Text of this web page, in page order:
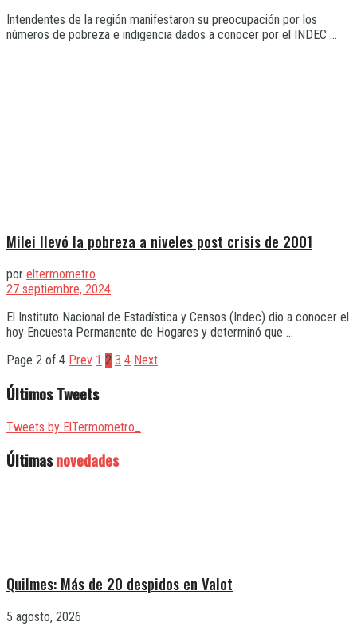
Intendentes de la región manifestaron su preocupación por los
números de pobreza e indigencia dados a conocer por el INDEC ...
Milei llevó la pobreza a niveles post crisis de 2001
por eltermometro
27 septiembre, 2024
El Instituto Nacional de Estadística y Censos (Indec) dio a conocer el
hoy Encuesta Permanente de Hogares y determinó que ...
Page 2 of 4 Prev 1 2 3 4 Next
Últimos Tweets
Tweets by ElTermometro_
Últimasnovedades
Quilmes: Más de 20 despidos en Valot
5 agosto, 2026